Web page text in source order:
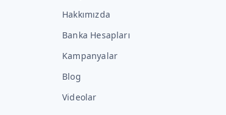
Hakkımızda
Banka Hesapları
Kampanyalar
Blog
Videolar